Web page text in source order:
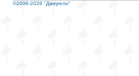
©2006-2026 "Джерело"